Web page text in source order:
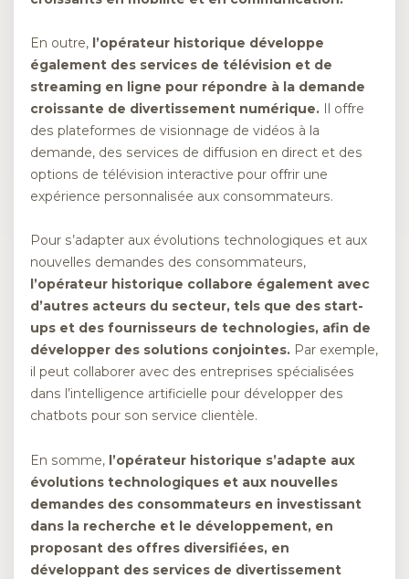
En outre, l’opérateur historique développe
également des services de télévision et de
streaming en ligne pour répondre à la demande
croissante de divertissement numérique. Il offre
des plateformes de visionnage de vidéos à la
demande, des services de diffusion en direct et des
options de télévision interactive pour offrir une
expérience personnalisée aux consommateurs.
Pour s’adapter aux évolutions technologiques et aux
nouvelles demandes des consommateurs,
l’opérateur historique collabore également avec
d’autres acteurs du secteur, tels que des start-
ups et des fournisseurs de technologies, afin de
développer des solutions conjointes. Par exemple,
il peut collaborer avec des entreprises spécialisées
dans l’intelligence artificielle pour développer des
chatbots pour son service clientèle.
En somme, l’opérateur historique s’adapte aux
évolutions technologiques et aux nouvelles
demandes des consommateurs en investissant
dans la recherche et le développement, en
proposant des offres diversifiées, en
développant des services de divertissement